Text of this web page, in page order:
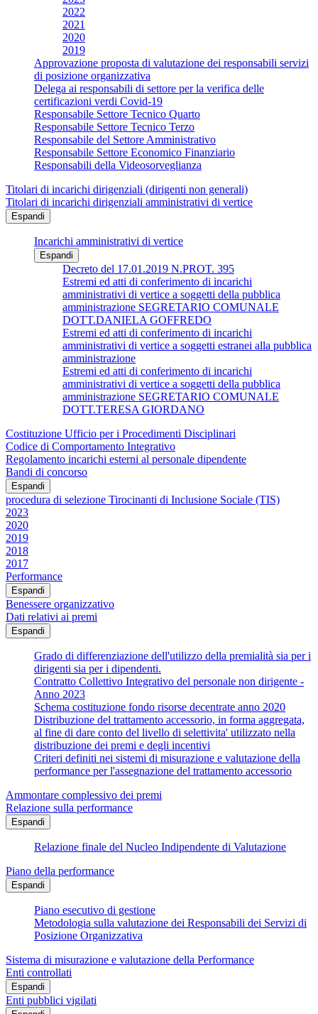
2022
2021
2020
2019
Approvazione proposta di valutazione dei responsabili servizi
di posizione organizzativa
Delega ai responsabili di settore per la verifica delle
certificazioni verdi Covid-19
Responsabile Settore Tecnico Quarto
Responsabile Settore Tecnico Terzo
Responsabile del Settore Amministrativo
Responsabile Settore Economico Finanziario
Responsabili della Videosorveglianza
Titolari di incarichi dirigenziali (dirigenti non generali)
Titolari di incarichi dirigenziali amministrativi di vertice
Espandi
Incarichi amministrativi di vertice
Espandi
Decreto del 17.01.2019 N.PROT. 395
Estremi ed atti di conferimento di incarichi
amministrativi di vertice a soggetti della pubblica
amministrazione SEGRETARIO COMUNALE
DOTT.DANIELA GOFFREDO
Estremi ed atti di conferimento di incarichi
amministrativi di vertice a soggetti estranei alla pubblica
amministrazione
Estremi ed atti di conferimento di incarichi
amministrativi di vertice a soggetti della pubblica
amministrazione SEGRETARIO COMUNALE
DOTT.TERESA GIORDANO
Costituzione Ufficio per i Procedimenti Disciplinari
Codice di Comportamento Integrativo
Regolamento incarichi esterni al personale dipendente
Bandi di concorso
Espandi
procedura di selezione Tirocinanti di Inclusione Sociale (TIS)
2023
2020
2019
2018
2017
Performance
Espandi
Benessere organizzativo
Dati relativi ai premi
Espandi
Grado di differenziazione dell'utilizzo della premialità sia per i
dirigenti sia per i dipendenti.
Contratto Collettivo Integrativo del personale non dirigente -
Anno 2023
Schema costituzione fondo risorse decentrate anno 2020
Distribuzione del trattamento accessorio, in forma aggregata,
al fine di dare conto del livello di selettivita' utilizzato nella
distribuzione dei premi e degli incentivi
Criteri definiti nei sistemi di misurazione e valutazione della
performance per l'assegnazione del trattamento accessorio
Ammontare complessivo dei premi
Relazione sulla performance
Espandi
Relazione finale del Nucleo Indipendente di Valutazione
Piano della performance
Espandi
Piano esecutivo di gestione
Metodologia sulla valutazione dei Responsabili dei Servizi di
Posizione Organizzativa
Sistema di misurazione e valutazione della Performance
Enti controllati
Espandi
Enti pubblici vigilati